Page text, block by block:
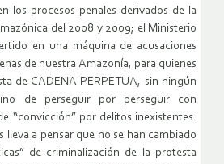
los procesos penales derivados de la
del 2008 y 2009; el Ministerio
en una máquina de acusaciones
de nuestra Amazonía, para quienes
de CADENA PERPETUA, sin ningún
de perseguir por perseguir con
“convicción” por delitos inexistentes.
lleva a pensar que no se han cambiado
de criminalización de la protesta